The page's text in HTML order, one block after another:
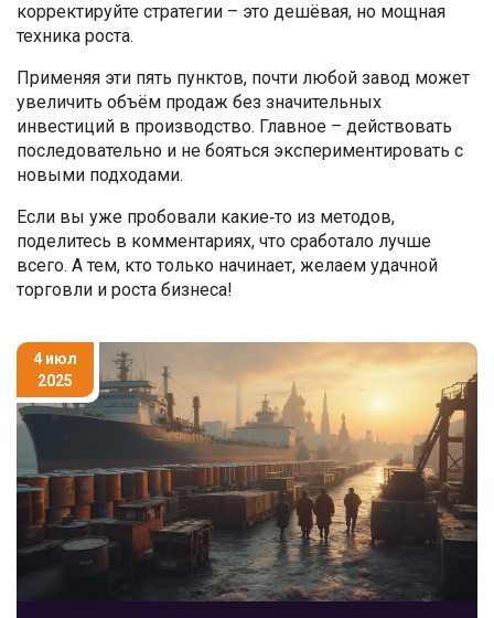
корректируйте стратегии – это дешёвая, но мощная
техника роста.
Применяя эти пять пунктов, почти любой завод может
увеличить объём продаж без значительных
инвестиций в производство. Главное – действовать
последовательно и не бояться экспериментировать с
новыми подходами.
Если вы уже пробовали какие‑то из методов,
поделитесь в комментариях, что сработало лучше
всего. А тем, кто только начинает, желаем удачной
торговли и роста бизнеса!
4 июл
2025